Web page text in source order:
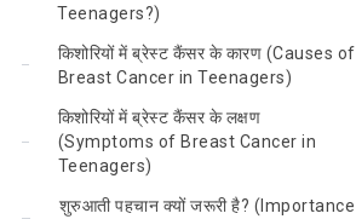
Teenagers?)
किशोरियों में ब्रेस्ट कैंसर के कारण (Causes of
Breast Cancer in Teenagers)
किशोरियों में ब्रेस्ट कैंसर के लक्षण
(Symptoms of Breast Cancer in
Teenagers)
शुरुआती पहचान क्यों जरूरी है? (Importance